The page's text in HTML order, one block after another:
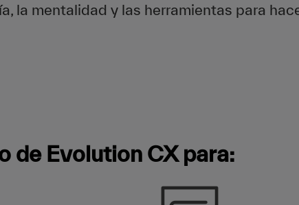
la mentalidad y las herramientas para
de Evolution CX para: